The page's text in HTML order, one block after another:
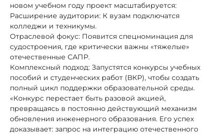
новом учебном году проект масштабируется:
Расширение аудитории: К вузам подключатся
колледжи и техникумы.
Отраслевой фокус: Появится спецноминация для
судостроения, где критически важны «тяжелые»
отечественные САПР.
Комплексный подход: Запустятся конкурсы учебных
пособий и студенческих работ (ВКР), чтобы создать
полный цикл поддержки образовательной среды.
«Конкурс перестает быть разовой акцией,
превращаясь в постоянно действующий механизм
обновления инженерного образования. Его успех
доказывает: запрос на интеграцию отечественного